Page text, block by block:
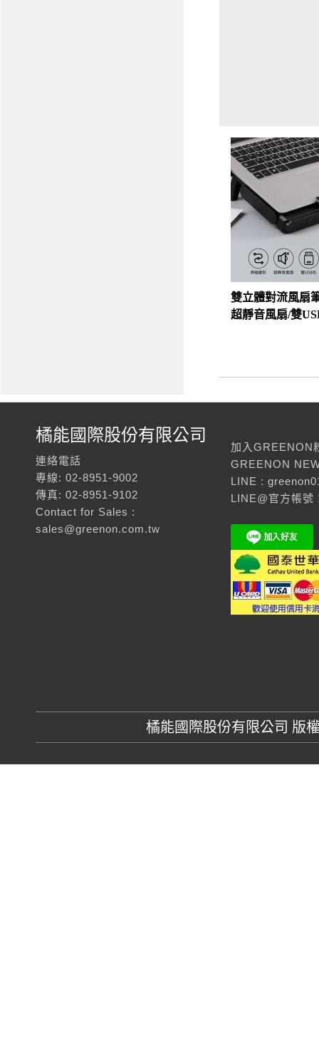
雙立體對流風扇
超靜音風扇/雙
橘能國際股份有限公司
連絡電話
專線: 02-8951-9002
傳真: 02-8951-9102
Contact for Sales :
sales@greenon.com.tw
加入GREENON
GREENON
LINE :
LINE@官方帳號
橘能國際股份有限公司 版